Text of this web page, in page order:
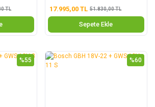
TL 17.995,00 TL 51.830,00 TL
Sepete Ekle
%55 %60